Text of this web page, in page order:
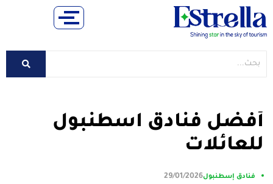
أفضل فنادق اسطنبول
للعائلات
فنادق إسطنبول29/01/2026